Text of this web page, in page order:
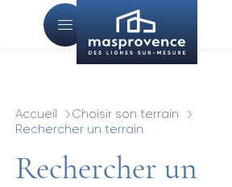
Accueil
Choisir son terrain
Rechercher un terrain
Rechercher un